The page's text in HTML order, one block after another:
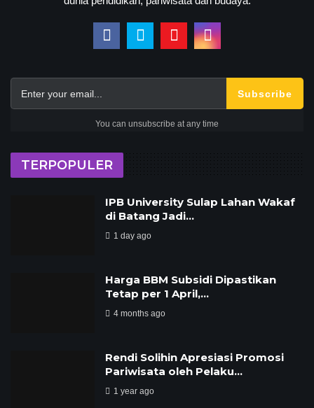
Subscribe
You can unsubscribe at any time
TERPOPULER
IPB University Sulap Lahan Wakaf
di Batang Jadi…
1 day ago
Harga BBM Subsidi Dipastikan
Tetap per 1 April,…
4 months ago
Rendi Solihin Apresiasi Promosi
Pariwisata oleh Pelaku…
1 year ago